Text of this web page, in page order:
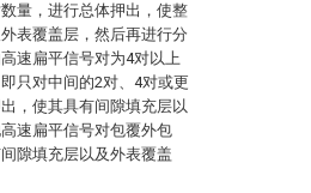
量，进行总体押出，使整
表覆盖层，然后再进行分
速扁平信号对为4对以上
只对中间的2对、4对或更
，使其具有间隙填充层以
速扁平信号对包覆外包
隙填充层以及外表覆盖